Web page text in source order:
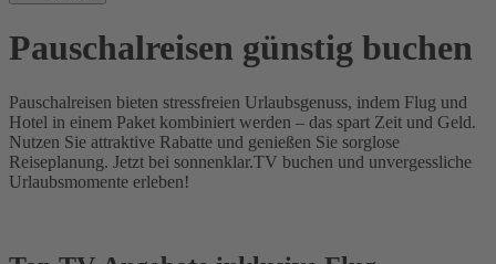
Pauschalreisen günstig buchen
Pauschalreisen bieten stressfreien Urlaubsgenuss, indem Flug und
Hotel in einem Paket kombiniert werden – das spart Zeit und Geld.
Nutzen Sie attraktive Rabatte und genießen Sie sorglose
Reiseplanung. Jetzt bei sonnenklar.TV buchen und unvergessliche
Urlaubsmomente erleben!